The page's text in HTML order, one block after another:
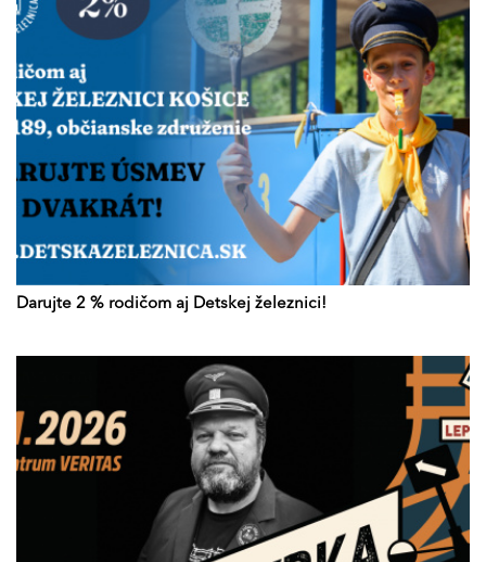
Darujte 2 % rodičom aj Detskej železnici!